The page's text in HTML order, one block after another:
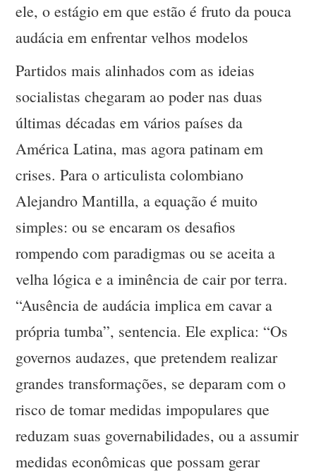
ele, o estágio em que estão é fruto da pouca
audácia em enfrentar velhos modelos
Partidos mais alinhados com as ideias
socialistas chegaram ao poder nas duas
últimas décadas em vários países da
América Latina, mas agora patinam em
crises. Para o articulista colombiano
Alejandro Mantilla, a equação é muito
simples: ou se encaram os desafios
rompendo com paradigmas ou se aceita a
velha lógica e a iminência de cair por terra.
“Ausência de audácia implica em cavar a
própria tumba”, sentencia. Ele explica: “Os
governos audazes, que pretendem realizar
grandes transformações, se deparam com o
risco de tomar medidas impopulares que
reduzam suas governabilidades, ou a assumir
medidas econômicas que possam gerar